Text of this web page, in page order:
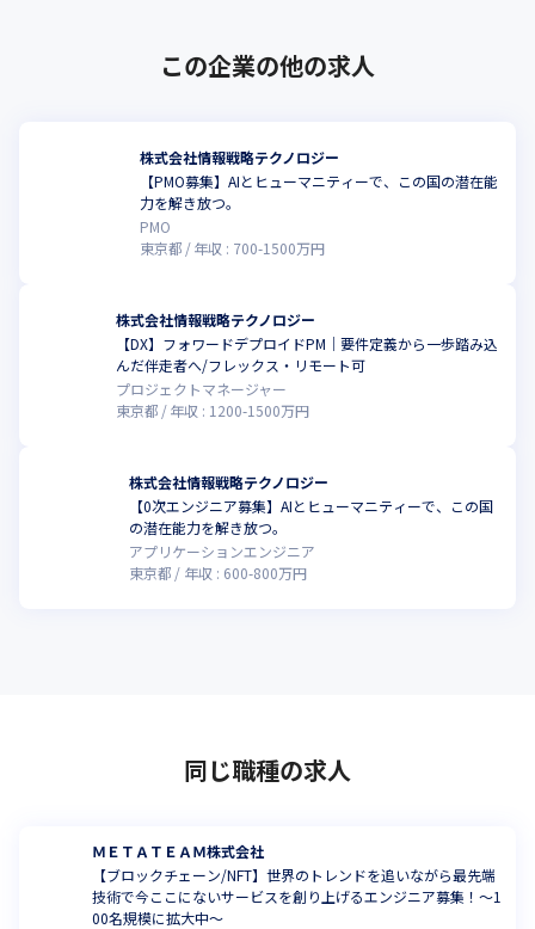
この企業の他の求人
株式会社情報戦略テクノロジー
【PMO募集】AIとヒューマニティーで、この国の潜在能
力を解き放つ。
PMO
東京都
年収 : 700-1500万円
株式会社情報戦略テクノロジー
【DX】フォワードデプロイドPM｜要件定義から一歩踏み込
んだ伴走者へ/フレックス・リモート可
プロジェクトマネージャー
東京都
年収 : 1200-1500万円
株式会社情報戦略テクノロジー
【0次エンジニア募集】AIとヒューマニティーで、この国
の潜在能力を解き放つ。
アプリケーションエンジニア
東京都
年収 : 600-800万円
同じ職種の求人
ＭＥＴＡＴＥＡＭ株式会社
【ブロックチェーン/NFT】世界のトレンドを追いながら最先端
技術で今ここにないサービスを創り上げるエンジニア募集！～1
00名規模に拡大中～